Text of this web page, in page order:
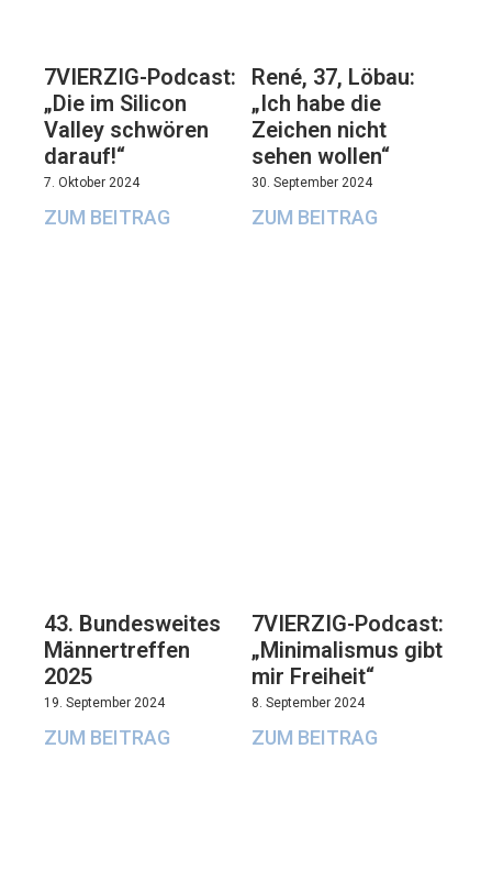
7VIERZIG-Podcast:
„Die im Silicon
Valley schwören
darauf!“
7. Oktober 2024
ZUM BEITRAG
René, 37, Löbau:
„Ich habe die
Zeichen nicht
sehen wollen“
30. September 2024
ZUM BEITRAG
43. Bundesweites
Männertreffen
2025
19. September 2024
ZUM BEITRAG
7VIERZIG-Podcast:
„Minimalismus gibt
mir Freiheit“
8. September 2024
ZUM BEITRAG